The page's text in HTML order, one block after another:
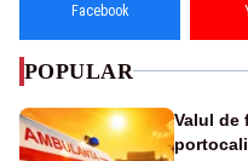
Facebook
POPULAR
Valul de